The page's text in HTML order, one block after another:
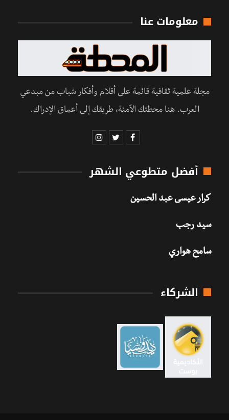
معلومات عنا
مجلة علمية ثقافية قائمة على أقلام وأفكار شباب من مبدعي
العرب. هنا محطتك الآمنة، طريقك إلى أعماق الإدراك.
أفضل متطوعي الشهر
كرار عيسى عبد الحسين
سيد رجب
سامح هواري
الشركاء